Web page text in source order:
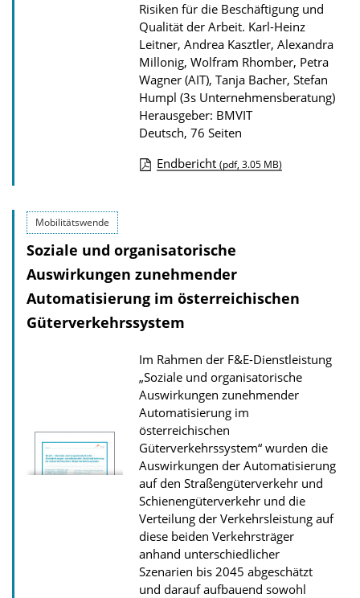
t
i
o
n
Risiken für die Beschäftigung und
Qualität der Arbeit. Karl-Heinz
Leitner, Andrea Kasztler, Alexandra
Millonig, Wolfram Rhomber, Petra
Wagner (AIT), Tanja Bacher, Stefan
Humpl (3s Unternehmensberatung)
Herausgeber: BMVIT
Deutsch, 76 Seiten
n
l
o
a
s
z
u
r
P
u
b
l
i
k
a
Endbericht (pdf, 3.05 MB)
Mobilitätswende
Soziale und organisatorische
Auswirkungen zunehmender
Automatisierung im österreichischen
Güterverkehrssystem
Im Rahmen der F&E-Dienstleistung
„Soziale und organisatorische
Auswirkungen zunehmender
Automatisierung im
österreichischen
Güterverkehrssystem“ wurden die
Auswirkungen der Automatisierung
auf den Straßengüterverkehr und
Schienengüterverkehr und die
Verteilung der Verkehrsleistung auf
diese beiden Verkehrsträger
anhand unterschiedlicher
Szenarien bis 2045 abgeschätzt
und darauf aufbauend sowohl